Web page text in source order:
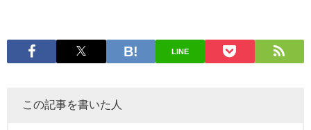
LINE
この記事を書いた人